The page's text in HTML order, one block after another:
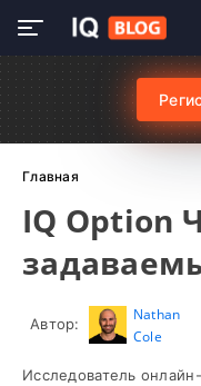
Главная
IQ Option
Автор:
Nathan
Cole
Исследователь